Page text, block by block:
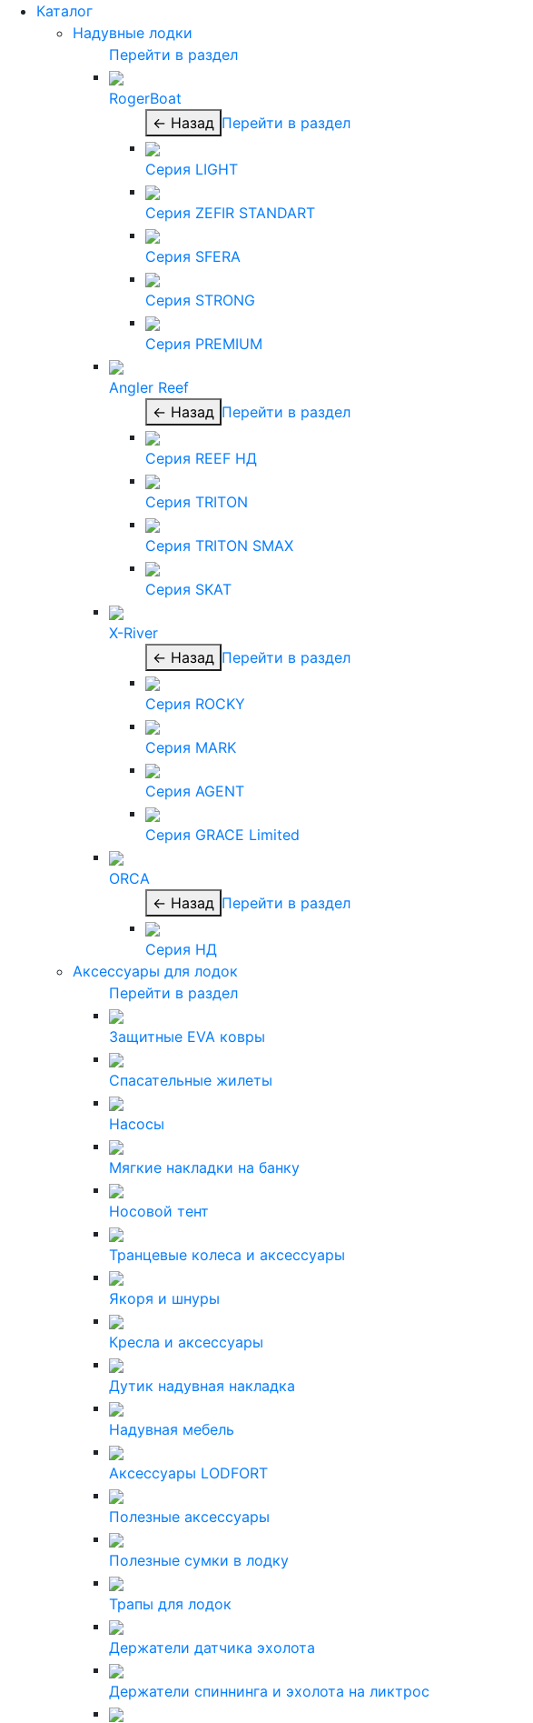
Каталог
Надувные лодки
Перейти в раздел
RogerBoat
← Назад Перейти в раздел
Серия LIGHT
Серия ZEFIR STANDART
Серия SFERA
Серия STRONG
Серия PREMIUM
Angler Reef
← Назад Перейти в раздел
Серия REEF НД
Серия TRITON
Серия TRITON SMAX
Серия SKAT
X-River
← Назад Перейти в раздел
Серия ROCKY
Серия MARK
Серия AGENT
Серия GRACE Limited
ORCA
← Назад Перейти в раздел
Серия НД
Аксессуары для лодок
Перейти в раздел
Защитные EVA ковры
Спасательные жилеты
Насосы
Мягкие накладки на банку
Носовой тент
Транцевые колеса и аксессуары
Якоря и шнуры
Кресла и аксессуары
Дутик надувная накладка
Надувная мебель
Аксессуары LODFORT
Полезные аксессуары
Полезные сумки в лодку
Трапы для лодок
Держатели датчика эхолота
Держатели спиннинга и эхолота на ликтрос